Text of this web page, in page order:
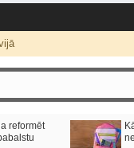
vilcienos
jūlijā